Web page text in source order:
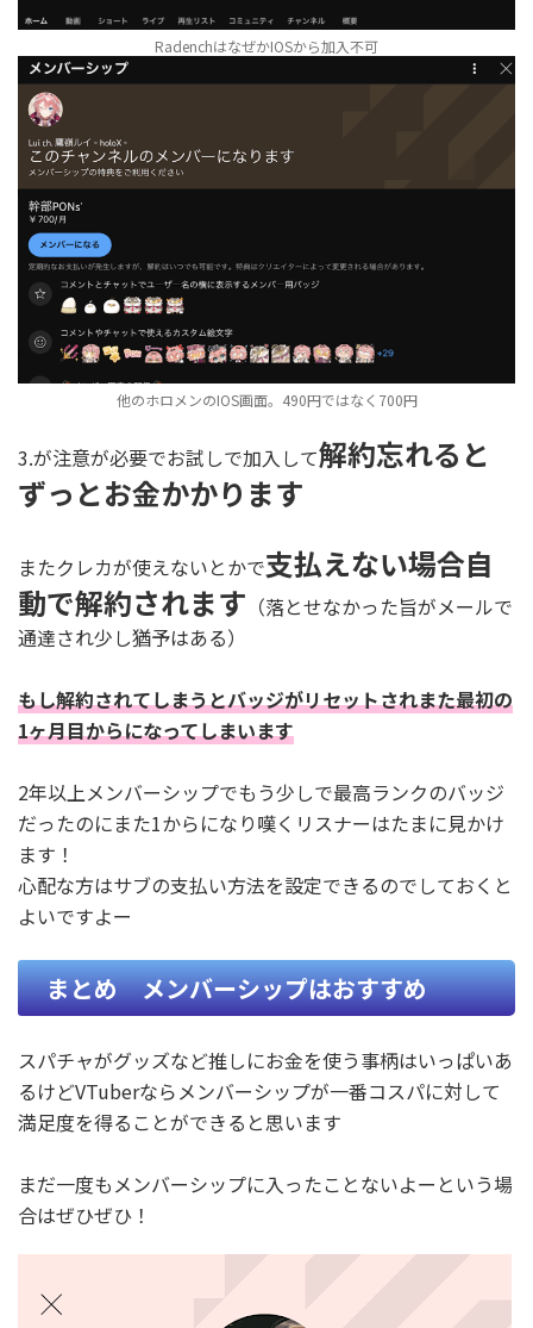
RadenchはなぜかIOSから加入不可
他のホロメンのIOS画面。490円ではなく700円
3.が注意が必要でお試しで加入して解約忘れると
ずっとお金かかります
またクレカが使えないとかで支払えない場合自
動で解約されます （落とせなかった旨がメールで
通達され少し猶予はある）
もし解約されてしまうとバッジがリセットされまた最初の
1ヶ月目からになってしまいます
2年以上メンバーシップでもう少しで最高ランクのバッジ
だったのにまた1からになり嘆くリスナーはたまに見かけ
ます！
心配な方はサブの支払い方法を設定できるのでしておくと
よいですよー
まとめ メンバーシップはおすすめ
スパチャがグッズなど推しにお金を使う事柄はいっぱいあ
るけどVTuberならメンバーシップが一番コスパに対して
満足度を得ることができると思います
まだ一度もメンバーシップに入ったことないよーという場
合はぜひぜひ！